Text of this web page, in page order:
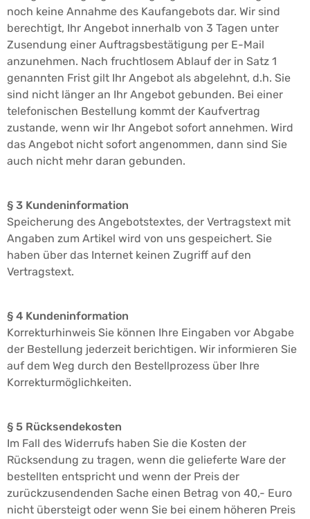
noch keine Annahme des Kaufangebots dar. Wir sind
berechtigt, Ihr Angebot innerhalb von 3 Tagen unter
Zusendung einer Auftragsbestätigung per E-Mail
anzunehmen. Nach fruchtlosem Ablauf der in Satz 1
genannten Frist gilt Ihr Angebot als abgelehnt, d.h. Sie
sind nicht länger an Ihr Angebot gebunden. Bei einer
telefonischen Bestellung kommt der Kaufvertrag
zustande, wenn wir Ihr Angebot sofort annehmen. Wird
das Angebot nicht sofort angenommen, dann sind Sie
auch nicht mehr daran gebunden.
§ 3 Kundeninformation
Speicherung des Angebotstextes, der Vertragstext mit
Angaben zum Artikel wird von uns gespeichert. Sie
haben über das Internet keinen Zugriff auf den
Vertragstext.
§ 4 Kundeninformation
Korrekturhinweis Sie können Ihre Eingaben vor Abgabe
der Bestellung jederzeit berichtigen. Wir informieren Sie
auf dem Weg durch den Bestellprozess über Ihre
Korrekturmöglichkeiten.
§ 5 Rücksendekosten
Im Fall des Widerrufs haben Sie die Kosten der
Rücksendung zu tragen, wenn die gelieferte Ware der
bestellten entspricht und wenn der Preis der
zurückzusendenden Sache einen Betrag von 40,- Euro
nicht übersteigt oder wenn Sie bei einem höheren Preis